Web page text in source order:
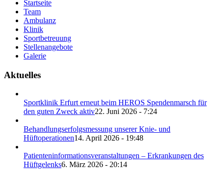
Startseite
Team
Ambulanz
Klinik
Sportbetreuung
Stellenangebote
Galerie
Aktuelles
Sportklinik Erfurt erneut beim HEROS Spendenmarsch für
den guten Zweck aktiv22. Juni 2026 - 7:24
Behandlungserfolgsmessung unserer Knie- und
Hüftoperationen14. April 2026 - 19:48
Patienteninformationsveranstaltungen – Erkrankungen des
Hüftgelenks6. März 2026 - 20:14